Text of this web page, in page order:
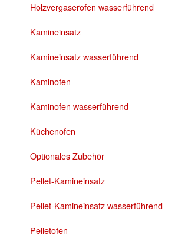
Holzvergaserofen wasserführend
Kamineinsatz
Kamineinsatz wasserführend
Kaminofen
Kaminofen wasserführend
Küchenofen
Optionales Zubehör
Pellet-Kamineinsatz
Pellet-Kamineinsatz wasserführend
Pelletofen